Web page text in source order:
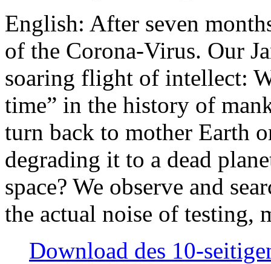
English: After seven
of the Corona-Virus. Our
soaring flight of intellect:
time” in the history of
turn back to mother Earth
degrading it to a dead
space? We observe and
the actual noise of testing,
Download des 10-